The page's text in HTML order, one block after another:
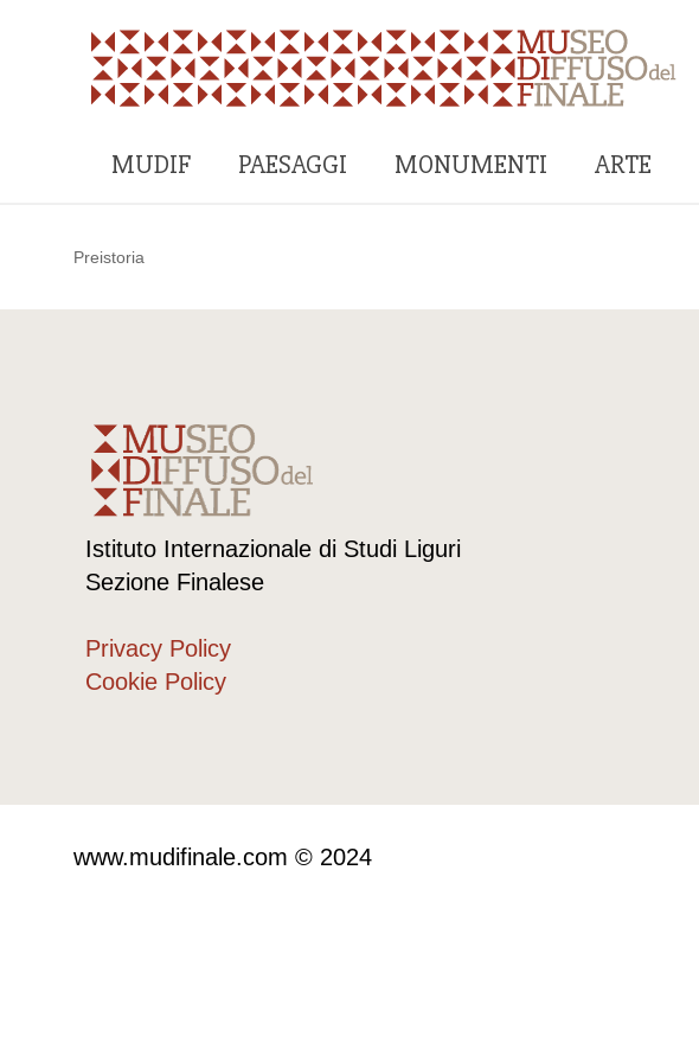
MUDIF PAESAGGI MONUMENTI ARTE
Preistoria
Istituto Internazionale di Studi Liguri
Sezione Finalese
Privacy Policy
Cookie Policy
www.mudifinale.com © 2024